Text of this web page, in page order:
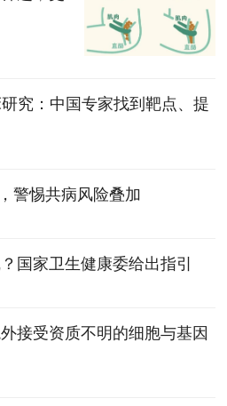
究：中国专家找到靶点、提
警惕共病风险叠加
国家卫生健康委给出指引
接受资质不明的细胞与基因